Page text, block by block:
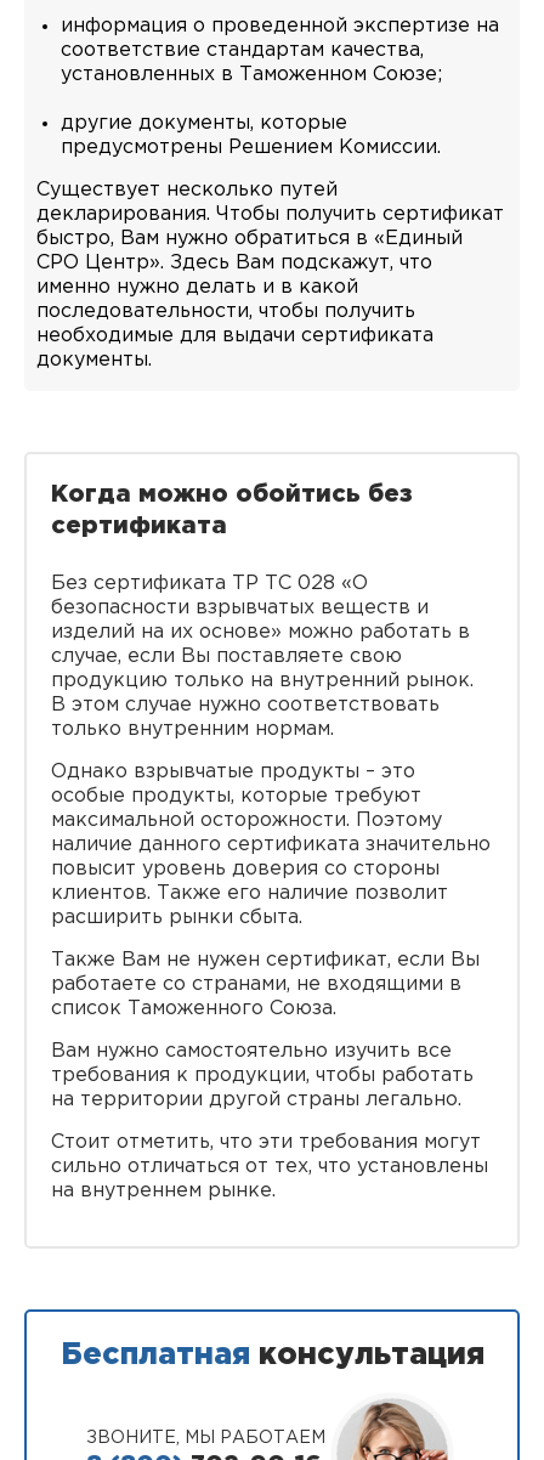
информация о проведенной экспертизе на
соответствие стандартам качества,
установленных в Таможенном Союзе;
другие документы, которые
предусмотрены Решением Комиссии.
Существует несколько путей
декларирования. Чтобы получить сертификат
быстро, Вам нужно обратиться в «Единый
СРО Центр». Здесь Вам подскажут, что
именно нужно делать и в какой
последовательности, чтобы получить
необходимые для выдачи сертификата
документы.
Когда можно обойтись без
сертификата
Без сертификата ТР ТС 028 «О
безопасности взрывчатых веществ и
изделий на их основе» можно работать в
случае, если Вы поставляете свою
продукцию только на внутренний рынок.
В этом случае нужно соответствовать
только внутренним нормам.
Однако взрывчатые продукты – это
особые продукты, которые требуют
максимальной осторожности. Поэтому
наличие данного сертификата значительно
повысит уровень доверия со стороны
клиентов. Также его наличие позволит
расширить рынки сбыта.
Также Вам не нужен сертификат, если Вы
работаете со странами, не входящими в
список Таможенного Союза.
Вам нужно самостоятельно изучить все
требования к продукции, чтобы работать
на территории другой страны легально.
Стоит отметить, что эти требования могут
сильно отличаться от тех, что установлены
на внутреннем рынке.
Бесплатная консультация
ЗВОНИТЕ, МЫ РАБОТАЕМ